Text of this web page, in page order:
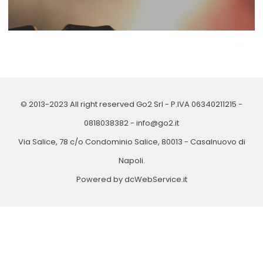
© 2013-2023 All right reserved Go2 Srl - P.IVA 06340211215 -
0818038382- info@go2.it
Via Salice, 78 c/o Condominio Salice, 80013 - Casalnuovo di
Napoli.
Powered bydcWebService.it